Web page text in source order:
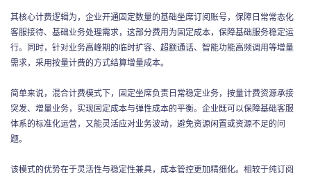
其核心计费逻辑为，企业开通固定数量的基础坐席订阅账号，保障日常常态化
客服接待、基础业务处理需求，这部分费用为固定成本，保障基础服务稳定运
行。同时，针对业务高峰期的临时扩容、超额通话、智能功能高频调用等增量
需求，采用按量计费的方式结算增量成本。
简单来说，混合计费模式下，固定坐席负责日常稳定业务，按量计费资源承接
突发、增量业务，实现固定成本与弹性成本的平衡。企业既可以保障基础客服
体系的标准化运营，又能灵活应对业务波动，避免资源闲置或资源不足的问
题。
该模式的优势在于灵活性与稳定性兼具，成本管控更加精细化。相较于纯订阅